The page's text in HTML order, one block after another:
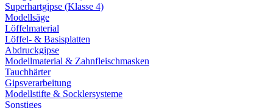
Superhartgipse (Klasse 4)
Modellsäge
Löffelmaterial
Löffel- & Basisplatten
Abdruckgipse
Modellmaterial & Zahnfleischmasken
Tauchhärter
Gipsverarbeitung
Modellstifte & Socklersysteme
Sonstiges